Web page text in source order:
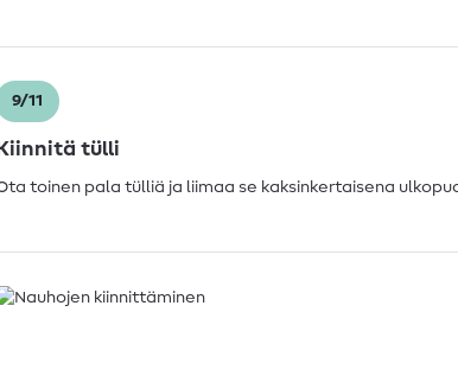
9/11
Kiinnitä tülli
toinen pala tülliä ja liimaa se kaksinkertaisena